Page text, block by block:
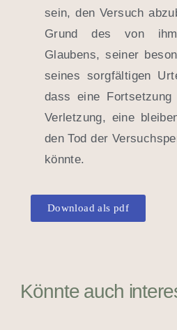
sein, den Versuch
Grund des von
Glaubens, seiner
seines sorgfältigen
dass eine
Verletzung, eine
den Tod der
könnte.
Download als pdf
Könnte auch